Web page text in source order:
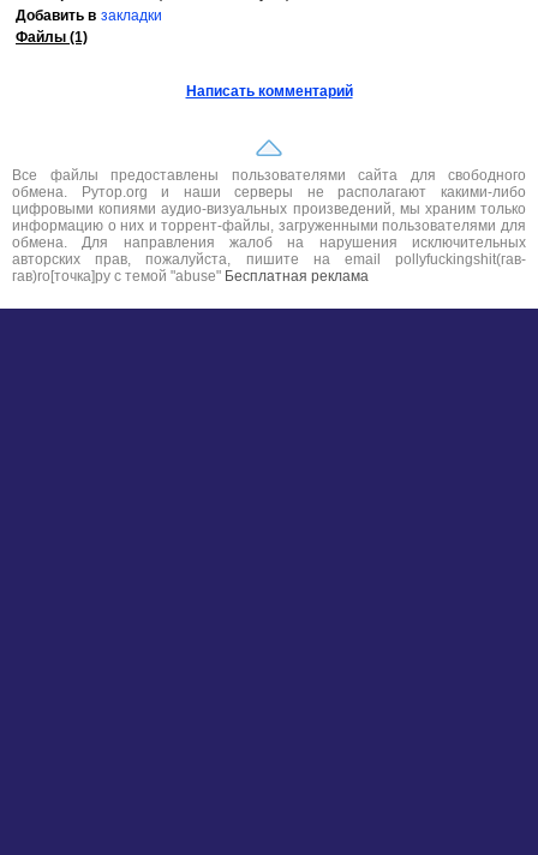
Добавить в закладки
Файлы (1)
Написать комментарий
Все файлы предоставлены пользователями сайта для свободного
обмена. Рутор.org и наши серверы не располагают какими-либо
цифровыми копиями аудио-визуальных произведений, мы храним только
информацию о них и торрент-файлы, загруженными пользователями для
обмена. Для направления жалоб на нарушения исключительных
авторских прав, пожалуйста, пишите на email pollyfuckingshit(гав-
гав)ro[точка]ру с темой "abuse" Бесплатная реклама